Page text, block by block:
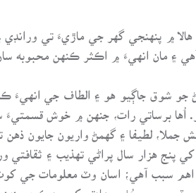
۾ پنهنجي گهر جي ماڙيءَ تي
۽ مان انهيءَ ۾ اڪثر ڪنهن محبوبه
جو شوق جاڳيو هو ۽ الطاف جي انهيءَ
برساتي رات، جنهن ۾ خوش قسمتيءَ
لطيفا ۽ گهمڻ واريون جايون ذهن
پنج هزار سال پراڻي تهذيب ۽ ثقافتي
اهم سبب آهي؛ اسان وٽ معلومات جي
قومن جي سُٺين عادتن کي رد ڪري